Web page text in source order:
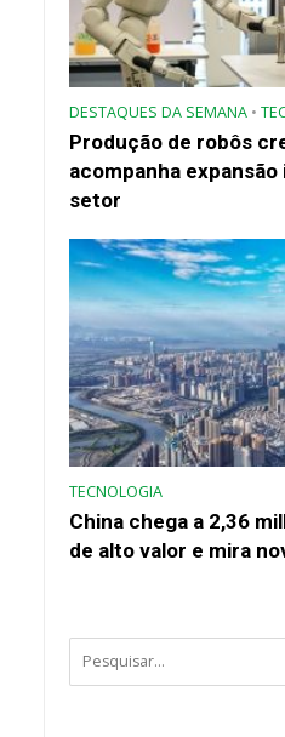
DESTAQUES DA SEMANA •
Produção de robôs
acompanha
setor
TECNOLOGIA
China chega a 2,36
de alto valor e mira